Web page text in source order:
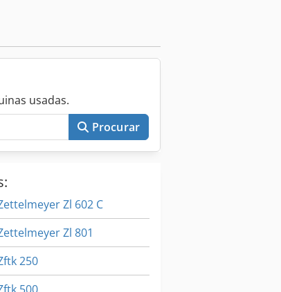
em anexo.
usadas.
Procurar
Zl 602 C
Zl 801
250